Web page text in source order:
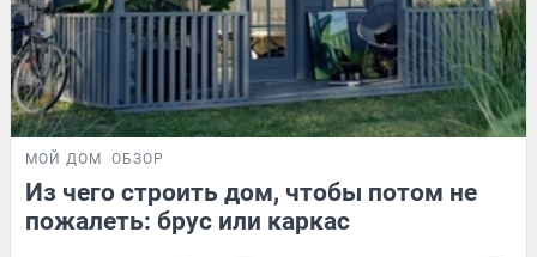
МОЙ ДОМ ОБЗОР
Из чего строить дом, чтобы потом не
пожалеть: брус или каркас